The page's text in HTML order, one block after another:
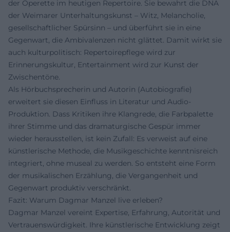
der Operette im heutigen Repertoire. Sie bewahrt die DNA
der Weimarer Unterhaltungskunst – Witz, Melancholie,
gesellschaftlicher Spürsinn – und überführt sie in eine
Gegenwart, die Ambivalenzen nicht glättet. Damit wirkt sie
auch kulturpolitisch: Repertoirepflege wird zur
Erinnerungskultur, Entertainment wird zur Kunst der
Zwischentöne.
Als Hörbuchsprecherin und Autorin (Autobiografie)
erweitert sie diesen Einfluss in Literatur und Audio-
Produktion. Dass Kritiken ihre Klangrede, die Farbpalette
ihrer Stimme und das dramaturgische Gespür immer
wieder herausstellen, ist kein Zufall: Es verweist auf eine
künstlerische Methode, die Musikgeschichte kenntnisreich
integriert, ohne museal zu werden. So entsteht eine Form
der musikalischen Erzählung, die Vergangenheit und
Gegenwart produktiv verschränkt.
Fazit: Warum Dagmar Manzel live erleben?
Dagmar Manzel vereint Expertise, Erfahrung, Autorität und
Vertrauenswürdigkeit. Ihre künstlerische Entwicklung zeigt